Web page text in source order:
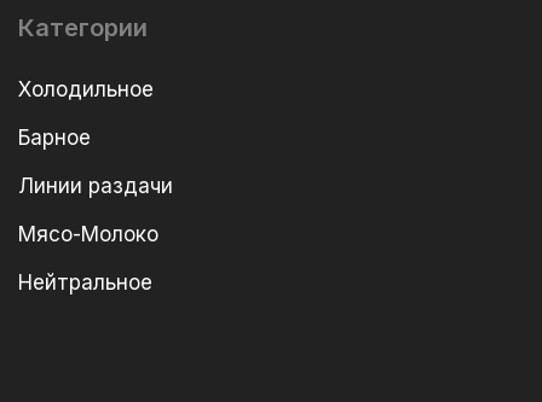
Категории
Холодильное
Барное
Линии раздачи
Мясо-Молоко
Нейтральное